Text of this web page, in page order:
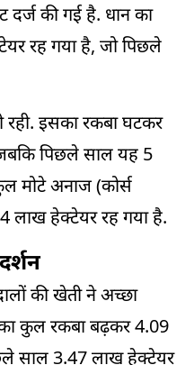
दर्ज की गई है. धान का
रह गया है, जो पिछले
रही. इसका रकबा घटकर
पिछले साल यह 5
मोटे अनाज (कोर्स
लाख हेक्टेयर रह गया है.
की खेती ने अच्छा
का कुल रकबा बढ़कर 4.09
साल 3.47 लाख हेक्टेयर